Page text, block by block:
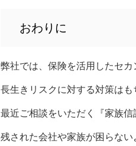
おわりに
弊社では、保険を活用したセカ
長生きリスクに対する対策はも
最近ご相談をいただく『家族信
残された会社や家族が困らない